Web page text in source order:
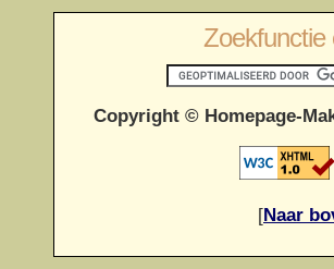
Zoekfunctie
Copyright © Homepage-
[Naar